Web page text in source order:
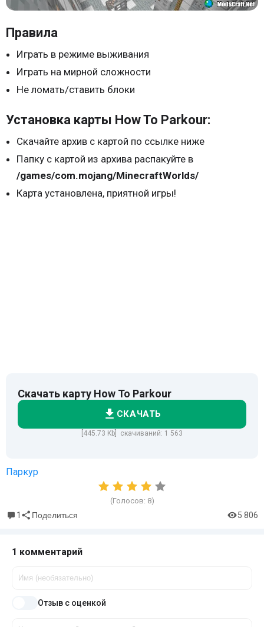
Правила
Играть в режиме выживания
Играть на мирной сложности
Не ломать/ставить блоки
Установка карты How To Parkour:
Скачайте архив с картой по ссылке ниже
Папку с картой из архива распакуйте в
/games/com.mojang/MinecraftWorlds/
Карта установлена, приятной игры!
Скачать карту How To Parkour
СКАЧАТЬ
[445.73 Kb] скачиваний: 1 563
Паркур
(Голосов: 8)
1 Поделиться 5 806
1 комментарий
Отзыв с оценкой